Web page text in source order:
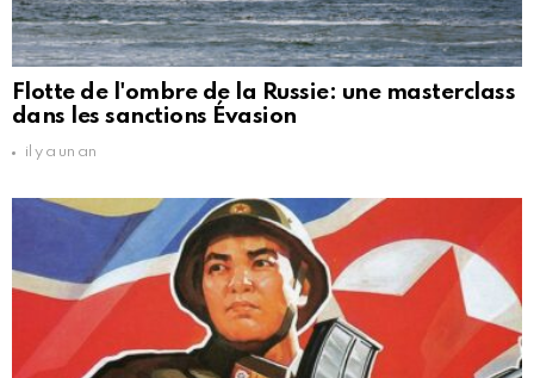
Flotte de l'ombre de la Russie: une masterclass
dans les sanctions Évasion
il y a un an